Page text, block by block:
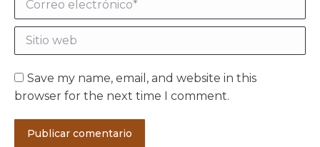
Sitio web
Save my name, email, and website in this
browser for the next time I comment.
Publicar comentario